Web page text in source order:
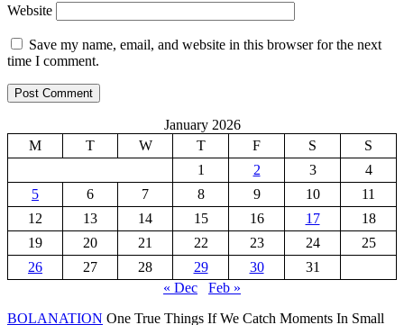
Website
Save my name, email, and website in this browser for the next
time I comment.
January 2026
M
T W T F S
S
1
2 3
4
5
6 7 8 9 10
11
12
13 14 15 16 17
18
19
20 21 22 23 24
25
26
27 28 29 30
31
« Dec
Feb »
BOLANATION One True Things If We Catch Moments In Small